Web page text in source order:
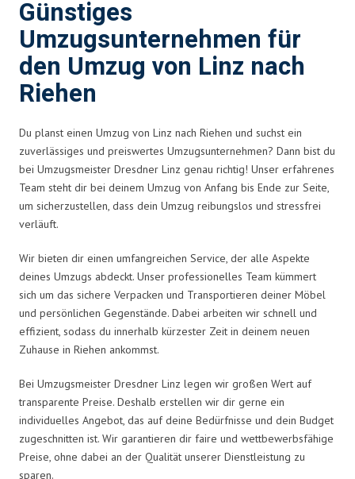
Günstiges
Umzugsunternehmen für
den Umzug von Linz nach
Riehen
Du planst einen Umzug von Linz nach Riehen und suchst ein
zuverlässiges und preiswertes Umzugsunternehmen? Dann bist du
bei Umzugsmeister Dresdner Linz genau richtig! Unser erfahrenes
Team steht dir bei deinem Umzug von Anfang bis Ende zur Seite,
um sicherzustellen, dass dein Umzug reibungslos und stressfrei
verläuft.
Wir bieten dir einen umfangreichen Service, der alle Aspekte
deines Umzugs abdeckt. Unser professionelles Team kümmert
sich um das sichere Verpacken und Transportieren deiner Möbel
und persönlichen Gegenstände. Dabei arbeiten wir schnell und
effizient, sodass du innerhalb kürzester Zeit in deinem neuen
Zuhause in Riehen ankommst.
Bei Umzugsmeister Dresdner Linz legen wir großen Wert auf
transparente Preise. Deshalb erstellen wir dir gerne ein
individuelles Angebot, das auf deine Bedürfnisse und dein Budget
zugeschnitten ist. Wir garantieren dir faire und wettbewerbsfähige
Preise, ohne dabei an der Qualität unserer Dienstleistung zu
sparen.